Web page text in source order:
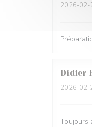
2026-02-
Didier
2026-02-
Toujours